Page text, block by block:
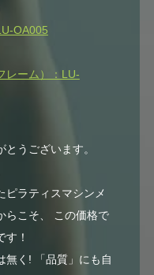
OA005
レーム）：LU-
うございます。
ピラティスマシンメ
らこそ、 この価格で
！
無く! 「品質」にも自